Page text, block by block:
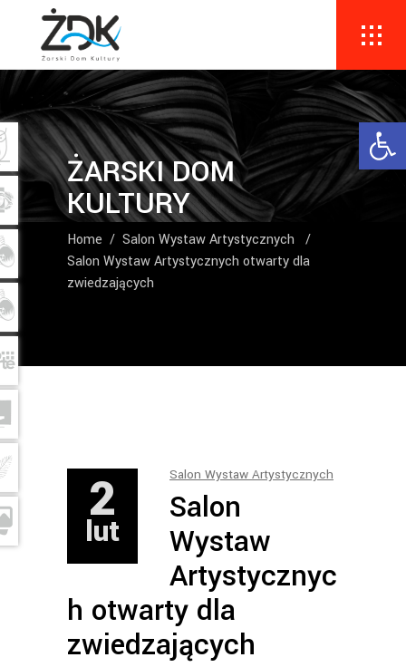
ŻARSKI DOM
KULTURY
Home / Salon Wystaw Artystycznych
/
Salon Wystaw Artystycznych otwarty dla
zwiedzających
2
lut
Salon Wystaw Artystycznych
Salon
Wystaw
Artystycznyc
h otwarty dla
zwiedzających